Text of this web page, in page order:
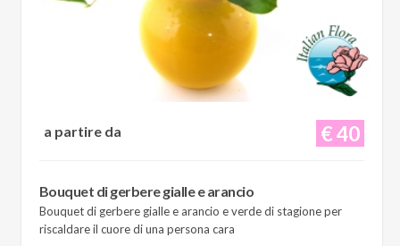
€ 40
a partire da
Bouquet di gerbere gialle e arancio
Bouquet di gerbere gialle e arancio e verde di stagione per
riscaldare il cuore di una persona cara